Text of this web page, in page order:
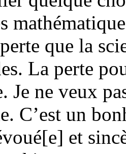
que la
La perte
Je ne veux
C’est un
et